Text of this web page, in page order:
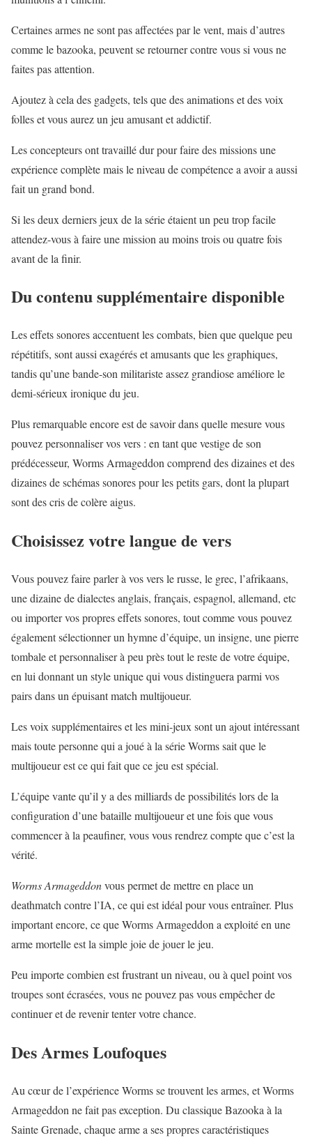
Certaines armes ne sont pas affectées par le vent, mais d’autres
comme le bazooka, peuvent se retourner contre vous si vous ne
faites pas attention.
Ajoutez à cela des gadgets, tels que des animations et des voix
folles et vous aurez un jeu amusant et addictif.
Les concepteurs ont travaillé dur pour faire des missions une
expérience complète mais le niveau de compétence a avoir a aussi
fait un grand bond.
Si les deux derniers jeux de la série étaient un peu trop facile
attendez-vous à faire une mission au moins trois ou quatre fois
avant de la finir.
Du contenu supplémentaire disponible
Les effets sonores accentuent les combats, bien que quelque peu
répétitifs, sont aussi exagérés et amusants que les graphiques,
tandis qu’une bande-son militariste assez grandiose améliore le
demi-sérieux ironique du jeu.
Plus remarquable encore est de savoir dans quelle mesure vous
pouvez personnaliser vos vers : en tant que vestige de son
prédécesseur, Worms Armageddon comprend des dizaines et des
dizaines de schémas sonores pour les petits gars, dont la plupart
sont des cris de colère aigus.
Choisissez votre langue de vers
Vous pouvez faire parler à vos vers le russe, le grec, l’afrikaans,
une dizaine de dialectes anglais, français, espagnol, allemand, etc
ou importer vos propres effets sonores, tout comme vous pouvez
également sélectionner un hymne d’équipe, un insigne, une pierre
tombale et personnaliser à peu près tout le reste de votre équipe,
en lui donnant un style unique qui vous distinguera parmi vos
pairs dans un épuisant match multijoueur.
Les voix supplémentaires et les mini-jeux sont un ajout intéressant
mais toute personne qui a joué à la série Worms sait que le
multijoueur est ce qui fait que ce jeu est spécial.
L’équipe vante qu’il y a des milliards de possibilités lors de la
configuration d’une bataille multijoueur et une fois que vous
commencer à la peaufiner, vous vous rendrez compte que c’est la
vérité.
Worms Armageddonvous permet de mettre en place un
deathmatch contre l’IA, ce qui est idéal pour vous entraîner. Plus
important encore, ce que Worms Armageddon a exploité en une
arme mortelle est la simple joie de jouer le jeu.
Peu importe combien est frustrant un niveau, ou à quel point vos
troupes sont écrasées, vous ne pouvez pas vous empêcher de
continuer et de revenir tenter votre chance.
Des Armes Loufoques
Au cœur de l’expérience Worms se trouvent les armes, et Worms
Armageddon ne fait pas exception. Du classique Bazooka à la
Sainte Grenade, chaque arme a ses propres caractéristiques